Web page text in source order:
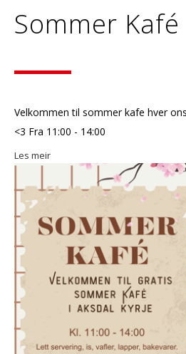
Sommer Kafé
Velkommen til sommer kafe hver
<3 Fra 11:00 - 14:00
Les meir